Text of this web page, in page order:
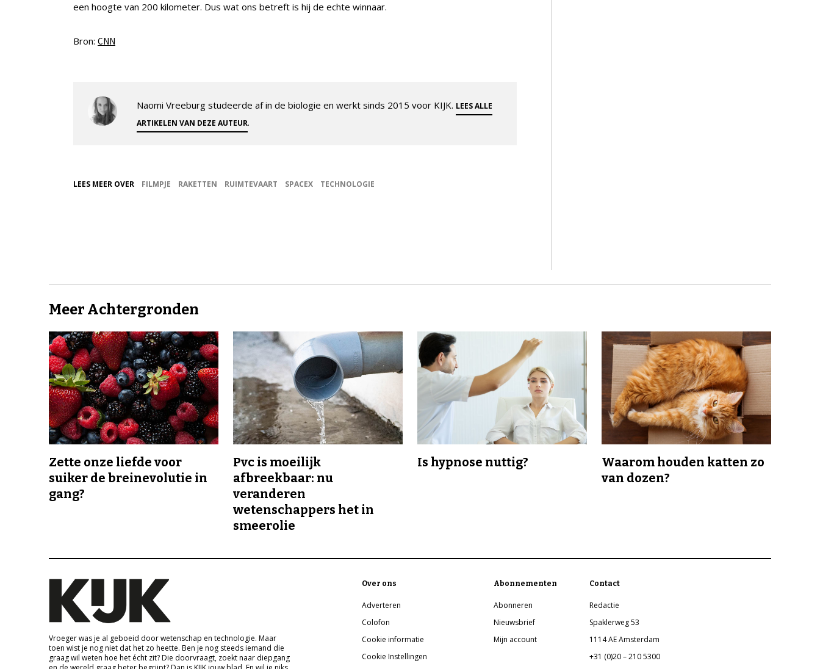
een hoogte van 200 kilometer. Dus wat ons betreft is hij de echte winnaar.
Bron: CNN
Naomi Vreeburg studeerde af in de biologie en werkt sinds 2015 voor KIJK. LEES ALLE
ARTIKELEN VAN DEZE AUTEUR.
LEES MEER OVER FILMPJE RAKETTEN RUIMTEVAART SPACEX TECHNOLOGIE
Meer Achtergronden
Zette onze liefde voor
suiker de breinevolutie in
gang?
Pvc is moeilijk
afbreekbaar: nu
veranderen
wetenschappers het in
smeerolie
Is hypnose nuttig?
Waarom houden katten zo
van dozen?
Vroeger was je al geboeid door wetenschap en technologie. Maar
toen wist je nog niet dat het zo heette. Ben je nog steeds iemand die
graag wil weten hoe het écht zit? Die doorvraagt, zoekt naar diepgang
Over ons
Adverteren
Colofon
Cookie informatie
Cookie Instellingen
Abonnementen
Abonneren
Nieuwsbrief
Mijn account
Contact
Redactie
Spaklerweg 53
1114 AE Amsterdam
+31 (0)20 – 210 5300